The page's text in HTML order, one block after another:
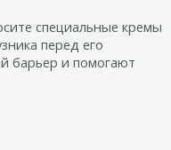
специальные кремы
перед его
барьер и помогают